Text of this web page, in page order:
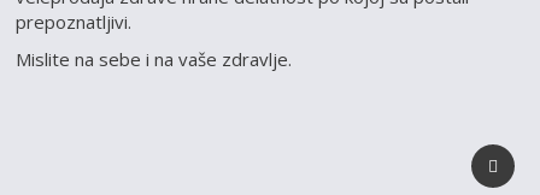
prepoznatljivi.
Mislite na sebe i na vaše zdravlje.